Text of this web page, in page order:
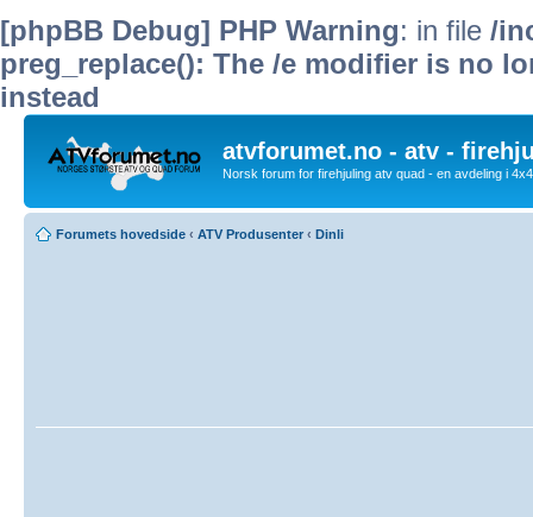
[phpBB Debug] PHP Warning: in file /
preg_replace(): The /e modifier is no
instead
atvforumet.no - atv -
Norsk forum for firehjuling atv quad - en avdeling i
Forumets hovedside ‹ ATV Produsenter ‹ Dinli